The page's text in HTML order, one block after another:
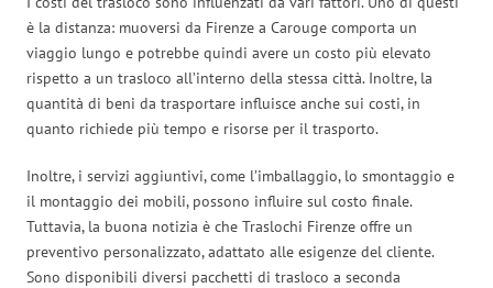
è la distanza: muoversi da Firenze a Carouge comporta un
viaggio lungo e potrebbe quindi avere un costo più elevato
rispetto a un trasloco all’interno della stessa città. Inoltre, la
quantità di beni da trasportare influisce anche sui costi, in
quanto richiede più tempo e risorse per il trasporto.
Inoltre, i servizi aggiuntivi, come l’imballaggio, lo smontaggio e
il montaggio dei mobili, possono influire sul costo finale.
Tuttavia, la buona notizia è che Traslochi Firenze offre un
preventivo personalizzato, adattato alle esigenze del cliente.
Sono disponibili diversi pacchetti di trasloco a seconda